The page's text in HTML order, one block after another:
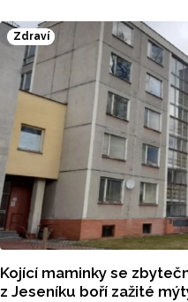
Zdraví
Kojící maminky se
z Jeseníku boří zažité